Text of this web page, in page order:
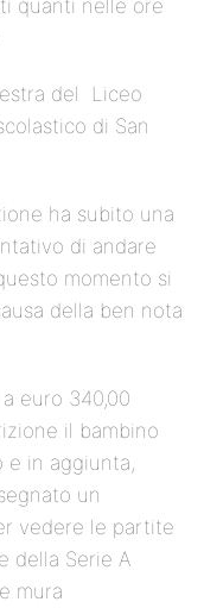
quanti nelle ore
del Liceo
di San
ha subito una
di andare
momento si
della ben nota
euro 340,00
il bambino
e in aggiunta,
un
vedere le partite
della Serie A
mura